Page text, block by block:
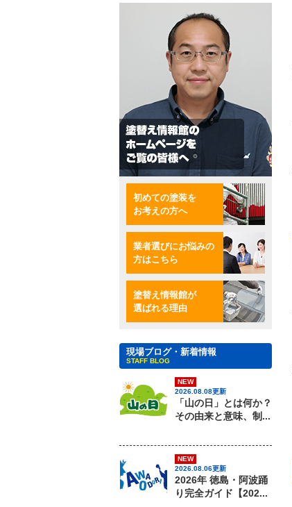
初めての塗装を
お考えの方へ
業者選びにお悩みの
方はこちら
塗替え情報館が
選ばれる理由
現場ブログ・新着情報
STAFF BLOG
NEW
2026.08.08更新
「山の日」とは何か？
その由来と意味、制...
NEW
2026.08.06更新
2026年 徳島・阿波踊
り完全ガイド【202...